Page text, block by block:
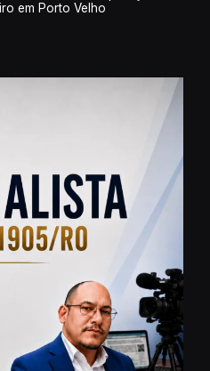
em Porto Velho